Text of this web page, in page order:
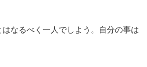
なるべく一人でしよう。自分の事は